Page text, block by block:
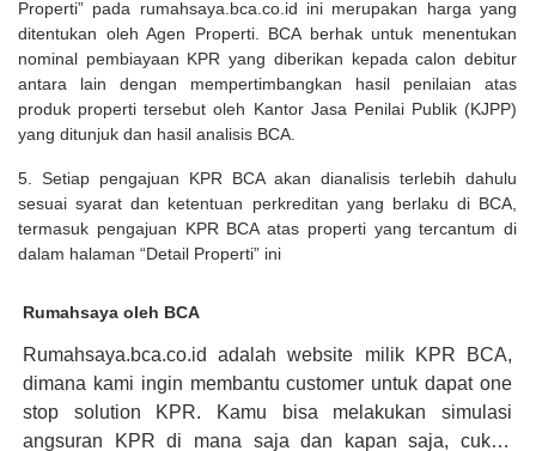
Properti” pada rumahsaya.bca.co.id ini merupakan harga yang
ditentukan oleh Agen Properti. BCA berhak untuk menentukan
nominal pembiayaan KPR yang diberikan kepada calon debitur
antara lain dengan mempertimbangkan hasil penilaian atas
produk properti tersebut oleh Kantor Jasa Penilai Publik (KJPP)
yang ditunjuk dan hasil analisis BCA.
5. Setiap pengajuan KPR BCA akan dianalisis terlebih dahulu
sesuai syarat dan ketentuan perkreditan yang berlaku di BCA,
termasuk pengajuan KPR BCA atas properti yang tercantum di
dalam halaman “Detail Properti” ini
Rumahsaya oleh BCA
Rumahsaya.bca.co.id adalah website milik KPR BCA,
dimana kami ingin membantu customer untuk dapat one
stop solution KPR. Kamu bisa melakukan simulasi
angsuran KPR di mana saja dan kapan saja, cukup